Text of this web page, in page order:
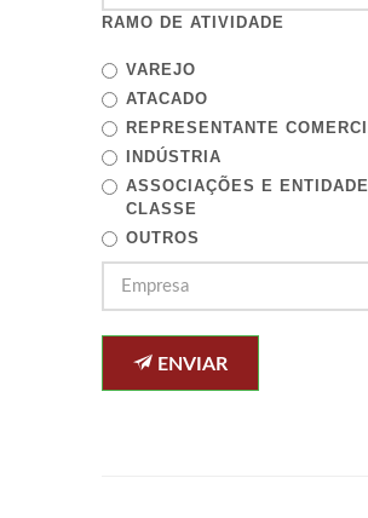
RAMO DE ATIVIDADE
VAREJO
ATACADO
REPRESENTANTE
INDÚSTRIA
ASSOCIAÇÕES E
CLASSE
OUTROS
ENVIAR